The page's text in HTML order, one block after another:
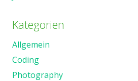
Kategorien
Allgemein
Coding
Photography